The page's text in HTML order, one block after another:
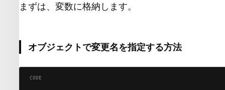
まずは、変数に格納します。
オブジェクトで変更名を指定する方法